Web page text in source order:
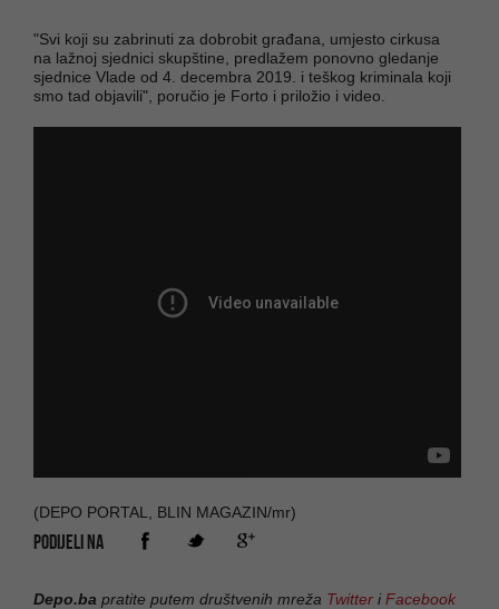
"Svi koji su zabrinuti za dobrobit građana, umjesto cirkusa
na lažnoj sjednici skupštine, predlažem ponovno gledanje
sjednice Vlade od 4. decembra 2019. i teškog kriminala koji
smo tad objavili", poručio je Forto i priložio i video.
(DEPO PORTAL, BLIN MAGAZIN/mr)
PODIJELI NA
Depo.ba pratite putem društvenih mreža Twitter iFacebook